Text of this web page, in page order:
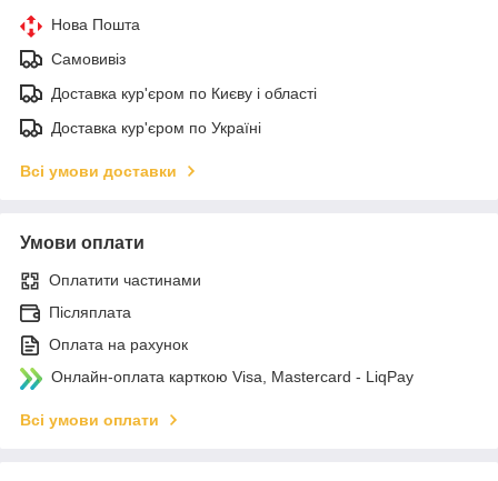
Нова Пошта
Самовивіз
Доставка кур'єром по Києву і області
Доставка кур'єром по Україні
Всі умови доставки
Умови оплати
Оплатити частинами
Післяплата
Оплата на рахунок
Онлайн-оплата карткою Visa, Mastercard - LiqPay
Всі умови оплати